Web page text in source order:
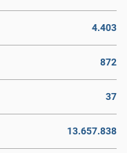
4.403
872
37
13.657.838